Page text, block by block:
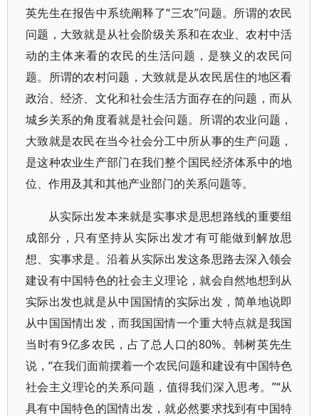
英先生在报告中系统阐释了“三农”问题。所谓的农民
问题，大致就是从社会阶级关系和在农业、农村中活
动的主体来看的农民的生活问题，是狭义的农民问
题。所谓的农村问题，大致就是从农民居住的地区看
政治、经济、文化和社会生活方面存在的问题，而从
城乡关系的角度看就是社会问题。所谓的农业问题，
大致就是农民在当今社会分工中所从事的生产问题，
是这种农业生产部门在我们整个国民经济体系中的地
位、作用及其和其他产业部门的关系问题等。
从实际出发本来就是实事求是思想路线的重要组
成部分，只有坚持从实际出发才有可能做到解放思
想、实事求是。沿着从实际出发这条思路去深入领会
建设有中国特色的社会主义理论，就会自然地想到从
实际出发也就是从中国国情的实际出发，简单地说即
从中国国情出发，而我国国情一个重大特点就是我国
当时有9亿多农民，占了总人口的80%。韩树英先生
说，“在我们面前摆着一个农民问题和建设有中国特色
社会主义理论的关系问题，值得我们深入思考。”“从
具有中国特色的国情出发，就必然要求找到有中国特